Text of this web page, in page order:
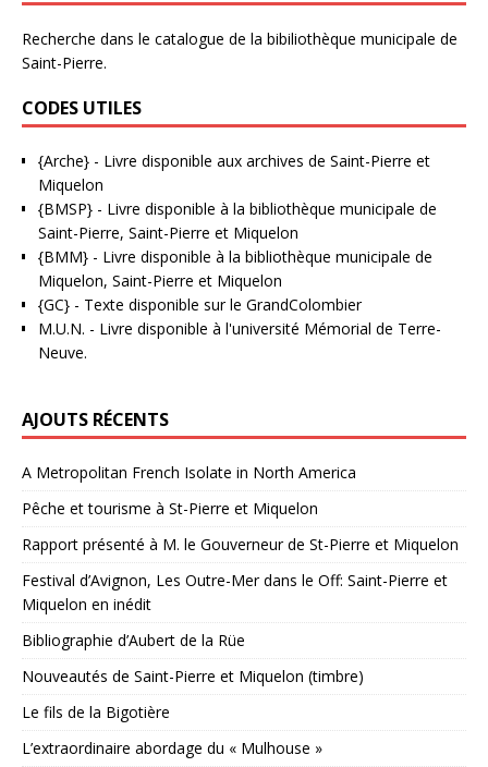
Recherche dans le catalogue de la bibiliothèque municipale de
Saint-Pierre.
CODES UTILES
{Arche} - Livre disponible aux archives de Saint-Pierre et
Miquelon
{BMSP} - Livre disponible à la bibliothèque municipale de
Saint-Pierre, Saint-Pierre et Miquelon
{BMM} - Livre disponible à la bibliothèque municipale de
Miquelon, Saint-Pierre et Miquelon
{GC} - Texte disponible sur le GrandColombier
M.U.N. - Livre disponible à l'université Mémorial de Terre-
Neuve.
AJOUTS RÉCENTS
A Metropolitan French Isolate in North America
Pêche et tourisme à St-Pierre et Miquelon
Rapport présenté à M. le Gouverneur de St-Pierre et Miquelon
Festival d’Avignon, Les Outre-Mer dans le Off: Saint-Pierre et
Miquelon en inédit
Bibliographie d’Aubert de la Rüe
Nouveautés de Saint-Pierre et Miquelon (timbre)
Le fils de la Bigotière
L’extraordinaire abordage du « Mulhouse »